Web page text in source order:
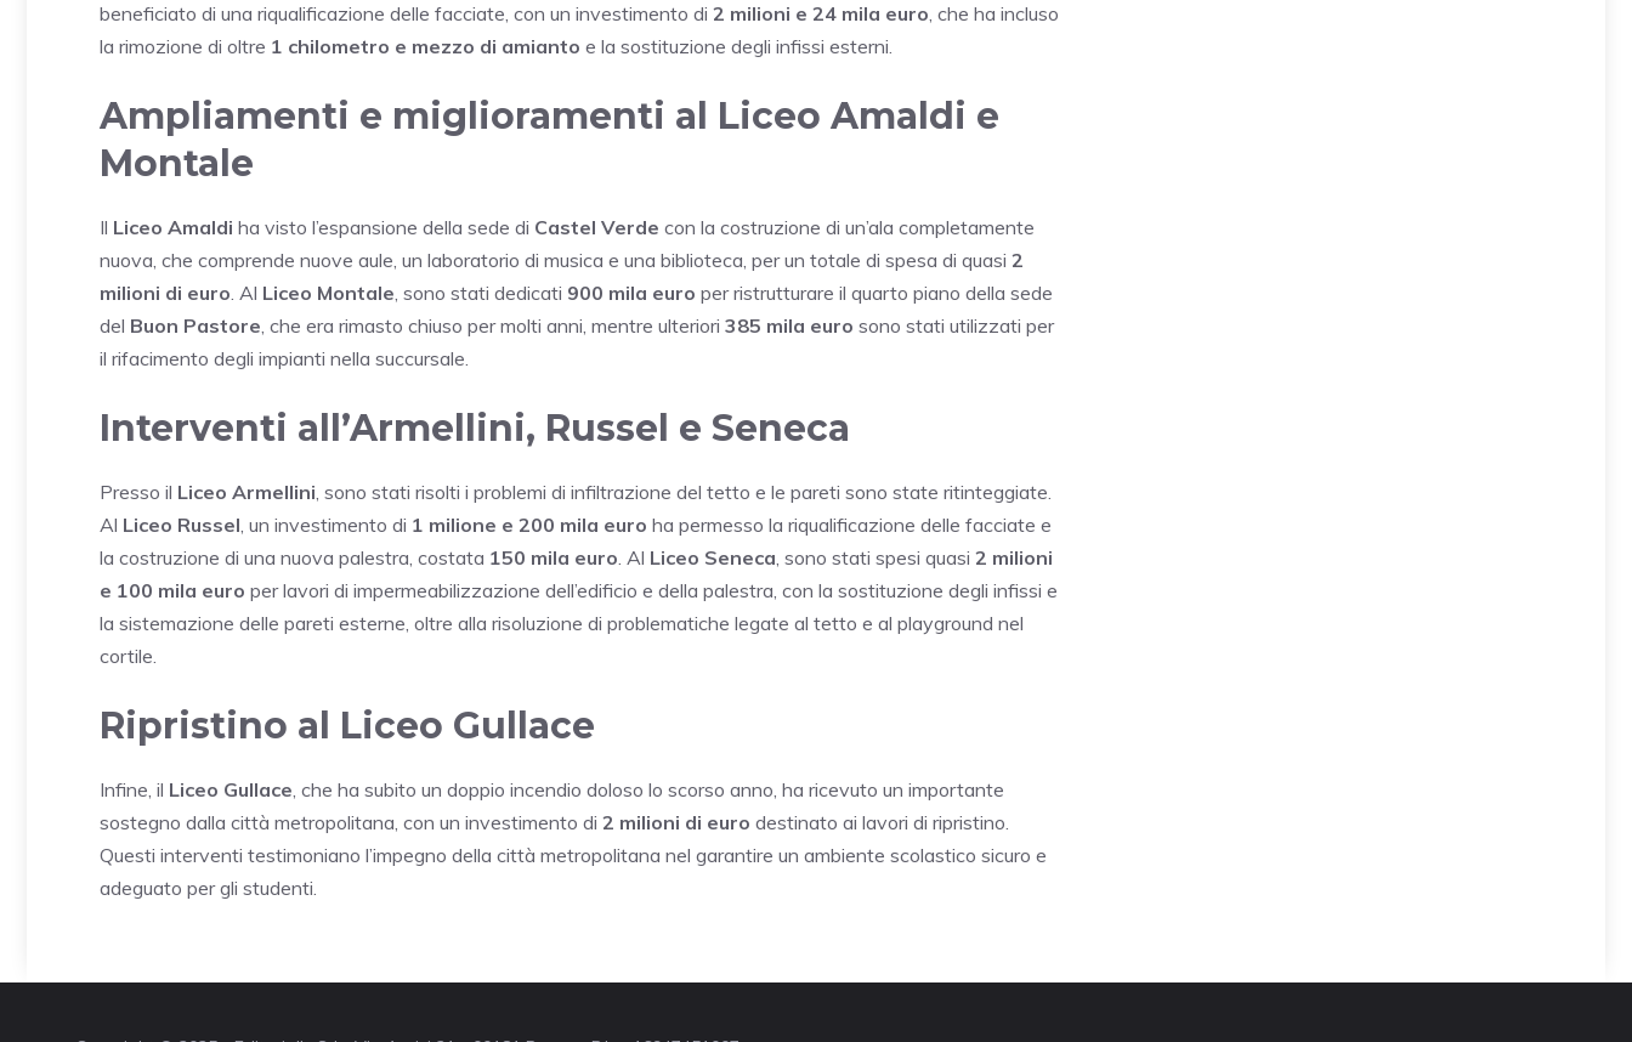
beneficiato di una riqualificazione delle facciate, con un investimento di 2 milioni e 24 mila euro, che ha incluso
la rimozione di oltre 1 chilometro e mezzo di amianto e la sostituzione degli infissi esterni.
Ampliamenti e miglioramenti al Liceo Amaldi e
Montale
Il Liceo Amaldi ha visto l’espansione della sede di Castel Verde con la costruzione di un’ala completamente
nuova, che comprende nuove aule, un laboratorio di musica e una biblioteca, per un totale di spesa di quasi 2
milioni di euro. Al Liceo Montale, sono stati dedicati 900 mila euro per ristrutturare il quarto piano della sede
del Buon Pastore, che era rimasto chiuso per molti anni, mentre ulteriori 385 mila euro sono stati utilizzati per
il rifacimento degli impianti nella succursale.
Interventi all’Armellini, Russel e Seneca
Presso il Liceo Armellini, sono stati risolti i problemi di infiltrazione del tetto e le pareti sono state ritinteggiate.
Al Liceo Russel, un investimento di 1 milione e 200 mila euro ha permesso la riqualificazione delle facciate e
la costruzione di una nuova palestra, costata 150 mila euro. Al Liceo Seneca, sono stati spesi quasi 2 milioni
e 100 mila euro per lavori di impermeabilizzazione dell’edificio e della palestra, con la sostituzione degli infissi e
la sistemazione delle pareti esterne, oltre alla risoluzione di problematiche legate al tetto e al playground nel
cortile.
Ripristino al Liceo Gullace
Infine, il Liceo Gullace, che ha subito un doppio incendio doloso lo scorso anno, ha ricevuto un importante
sostegno dalla città metropolitana, con un investimento di 2 milioni di euro destinato ai lavori di ripristino.
Questi interventi testimoniano l’impegno della città metropolitana nel garantire un ambiente scolastico sicuro e
adeguato per gli studenti.